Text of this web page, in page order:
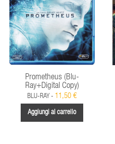
Prometheus (Blu-
Ray+Digital Copy)
BLU-RAY - 11,50 €
Aggiungi al carrello